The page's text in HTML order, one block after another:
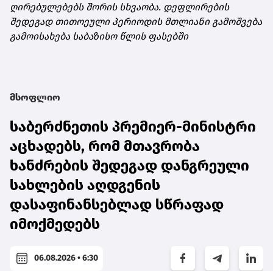
ღირებულებებს შორის სხვაობა. დეფლირების
შედეგად თითოეული პერიოდის მთლიანი გამოშვება
გამოისახება საბაზისო წლის ფასებში
მსოფლიო
საბერძნეთის პრემიერ-მინისტრი
აცხადებს, რომ მთავრობა
ხანძრების შედეგად დანგრეული
სახლების აღდგენის
დასაფინანსებლად სწრაფად
იმოქმედებს
06.08.2026 • 6:30